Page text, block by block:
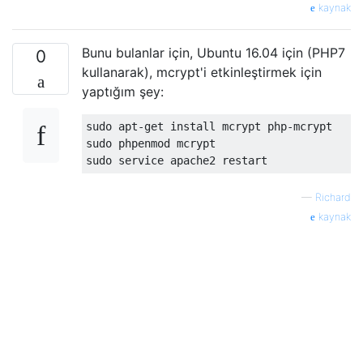
kaynak
0
Bunu bulanlar için, Ubuntu 16.04 için (PHP7
kullanarak), mcrypt'i etkinleştirmek için
yaptığım şey:
sudo apt-get install mcrypt php-mcrypt
sudo phpenmod mcrypt
— Richard
kaynak